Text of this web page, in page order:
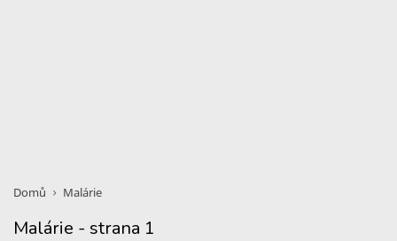
Domů Malárie
Malárie - strana 1